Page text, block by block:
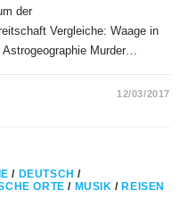
der
Vergleiche: Waage in
Murder…
12/03/2017
/ DEUTSCH /
ORTE / MUSIK / REISEN